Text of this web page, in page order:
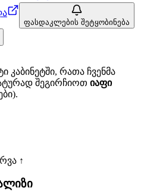
ფასდაკლების შეტყობინება
კაბინეტში, რათა ჩვენმა
შეგირჩიოთ იაფი
↑